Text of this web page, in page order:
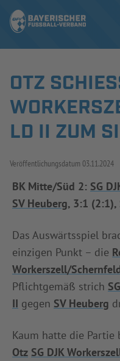
ERGEBNISSE &
SPIELBETRIEB &
AUSBILDUNG &
DER VERBAND
INFOTHEK
OTZ
D II ZUM
Veröffentlichungsdatum 03.11.2024
BK Mitte/Süd 2: SG
SV Heuberg, 3:1 (2:1),
Das Auswärtsspiel
einzigen Punkt – die
Workerszell/
Pflichtgemäß strich
II gegen SV Heuberg
Kaum hatte die Partie
Otz SG DJK